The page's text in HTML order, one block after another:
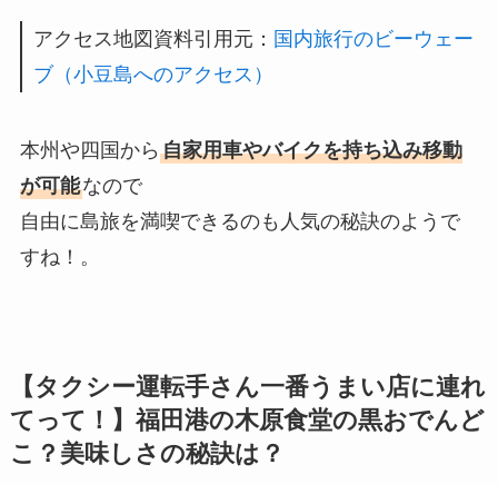
アクセス地図資料引用元： 国内旅行のビーウェー
ブ（小豆島へのアクセス）
本州や四国から 自家用車やバイクを持ち込み移動
が可能なので
自由に島旅を満喫できるのも人気の秘訣のようで
すね！。
【タクシー運転手さん一番うまい店に連れ
てって！】福田港の木原食堂の黒おでんど
こ？美味しさの秘訣は？